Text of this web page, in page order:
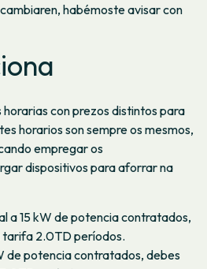
habémoste avisar con
con prezos distintos para
horarios son sempre os mesmos,
empregar os
dispositivos para aforrar na
a 15 kW de potencia contratados,
tarifa 2.0TD períodos.
de potencia contratados, debes